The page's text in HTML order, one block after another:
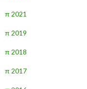
π 2021
π 2019
π 2018
π 2017